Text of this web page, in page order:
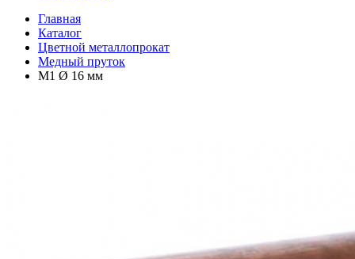
Главная
Каталог
Цветной металлопрокат
Медный пруток
М1 Ø 16 мм